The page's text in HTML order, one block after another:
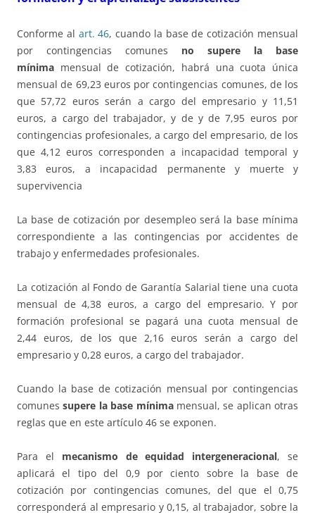
Conforme al art. 46, cuando la base de cotización mensual
por contingencias comunes no supere la base
mínima mensual de cotización, habrá una cuota única
mensual de 69,23 euros por contingencias comunes, de los
que 57,72 euros serán a cargo del empresario y 11,51
euros, a cargo del trabajador, y de y de 7,95 euros por
contingencias profesionales, a cargo del empresario, de los
que 4,12 euros corresponden a incapacidad temporal y
3,83 euros, a incapacidad permanente y muerte y
supervivencia
La base de cotización por desempleo será la base mínima
correspondiente a las contingencias por accidentes de
trabajo y enfermedades profesionales.
La cotización al Fondo de Garantía Salarial tiene una cuota
mensual de 4,38 euros, a cargo del empresario. Y por
formación profesional se pagará una cuota mensual de
2,44 euros, de los que 2,16 euros serán a cargo del
empresario y 0,28 euros, a cargo del trabajador.
Cuando la base de cotización mensual por contingencias
comunessupere la base mínimamensual, se aplican otras
reglas que en este artículo 46 se exponen.
Para el mecanismo de equidad intergeneracional, se
aplicará el tipo del 0,9 por ciento sobre la base de
cotización por contingencias comunes, del que el 0,75
corresponderá al empresario y 0,15, al trabajador, sobre la